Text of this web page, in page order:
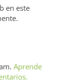
en este
Aprende